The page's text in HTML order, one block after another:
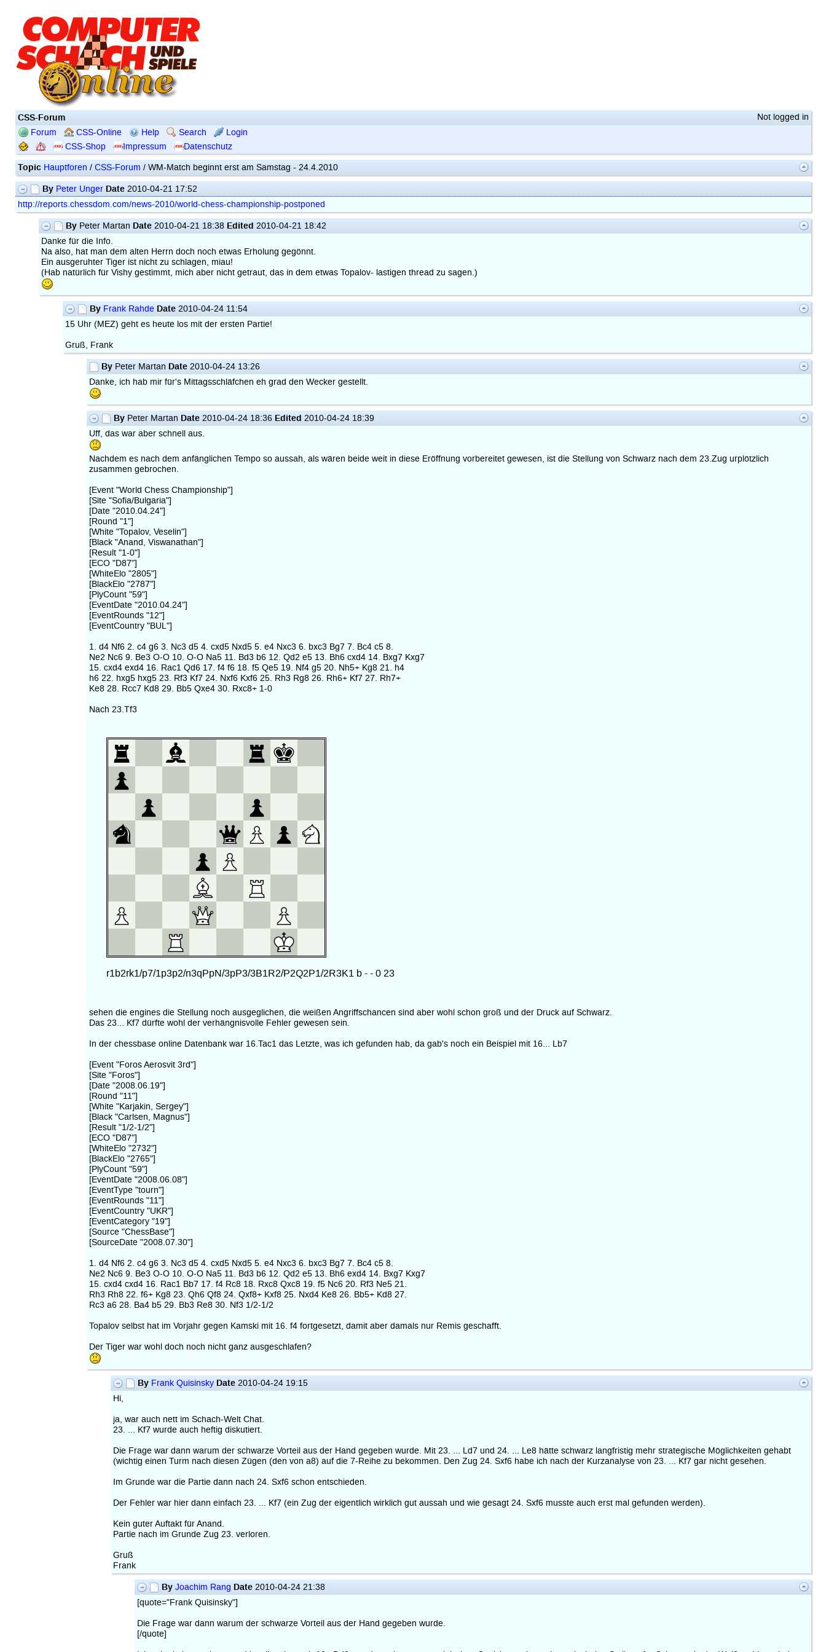
Not logged in
CSS-Forum
Forum CSS-Online Help Search
Login
CSS-Shop
Impressum Datenschutz
Topic Hauptforen / CSS-Forum / WM-Match beginnt erst am Samstag - 24.4.2010
By Peter Unger Date2010-04-21 17:52
http://reports.chessdom.com/news-2010/world-chess-championship-postponed
By Peter Martan Date 2010-04-21 18:38 Edited 2010-04-21 18:42
Danke für die Info.
Na also, hat man dem alten Herrn doch noch etwas Erholung gegönnt.
Ein ausgeruhter Tiger ist nicht zu schlagen, miau!
(Hab natürlich für Vishy gestimmt, mich aber nicht getraut, das in dem etwas Topalov- lastigen thread zu sagen.)
By Frank Rahde Date 2010-04-24 11:54
15 Uhr (MEZ) geht es heute los mit der ersten Partie!
Gruß, Frank
By Peter Martan Date 2010-04-24 13:26
Danke, ich hab mir für's Mittagsschläfchen eh grad den Wecker gestellt.
By Peter Martan Date 2010-04-24 18:36 Edited 2010-04-24 18:39
Uff, das war aber schnell aus.
Nachdem es nach dem anfänglichen Tempo so aussah, als wären beide weit in diese Eröffnung vorbereitet gewesen, ist die Stellung von Schwarz nach dem 23.Zug urplötzlich
zusammen gebrochen.
[Event "World Chess Championship"]
[Site "Sofia/Bulgaria"]
[Date "2010.04.24"]
[Round "1"]
[White "Topalov, Veselin"]
[Black "Anand, Viswanathan"]
[Result "1-0"]
[ECO "D87"]
[WhiteElo "2805"]
[BlackElo "2787"]
[PlyCount "59"]
[EventDate "2010.04.24"]
[EventRounds "12"]
[EventCountry "BUL"]
1. d4 Nf6 2. c4 g6 3. Nc3 d5 4. cxd5 Nxd5 5. e4 Nxc3 6. bxc3 Bg7 7. Bc4 c5 8.
Ne2 Nc6 9. Be3 O-O 10. O-O Na5 11. Bd3 b6 12. Qd2 e5 13. Bh6 cxd4 14. Bxg7 Kxg7
15. cxd4 exd4 16. Rac1 Qd6 17. f4 f6 18. f5 Qe5 19. Nf4 g5 20. Nh5+ Kg8 21. h4
h6 22. hxg5 hxg5 23. Rf3 Kf7 24. Nxf6 Kxf6 25. Rh3 Rg8 26. Rh6+ Kf7 27. Rh7+
Ke8 28. Rcc7 Kd8 29. Bb5 Qxe4 30. Rxc8+ 1-0
Nach 23.Tf3
sehen die engines die Stellung noch ausgeglichen, die weißen Angriffschancen sind aber wohl schon groß und der Druck auf Schwarz.
Das 23... Kf7 dürfte wohl der verhängnisvolle Fehler gewesen sein.
In der chessbase online Datenbank war 16.Tac1 das Letzte, was ich gefunden hab, da gab's noch ein Beispiel mit 16... Lb7
[Event "Foros Aerosvit 3rd"]
[Site "Foros"]
[Date "2008.06.19"]
[Round "11"]
[White "Karjakin, Sergey"]
[Black "Carlsen, Magnus"]
[Result "1/2-1/2"]
[ECO "D87"]
[WhiteElo "2732"]
[BlackElo "2765"]
[PlyCount "59"]
[EventDate "2008.06.08"]
[EventType "tourn"]
[EventRounds "11"]
[EventCountry "UKR"]
[EventCategory "19"]
[Source "ChessBase"]
[SourceDate "2008.07.30"]
1. d4 Nf6 2. c4 g6 3. Nc3 d5 4. cxd5 Nxd5 5. e4 Nxc3 6. bxc3 Bg7 7. Bc4 c5 8.
Ne2 Nc6 9. Be3 O-O 10. O-O Na5 11. Bd3 b6 12. Qd2 e5 13. Bh6 exd4 14. Bxg7 Kxg7
15. cxd4 cxd4 16. Rac1 Bb7 17. f4 Rc8 18. Rxc8 Qxc8 19. f5 Nc6 20. Rf3 Ne5 21.
Rh3 Rh8 22. f6+ Kg8 23. Qh6 Qf8 24. Qxf8+ Kxf8 25. Nxd4 Ke8 26. Bb5+ Kd8 27.
Rc3 a6 28. Ba4 b5 29. Bb3 Re8 30. Nf3 1/2-1/2
Topalov selbst hat im Vorjahr gegen Kamski mit 16. f4 fortgesetzt, damit aber damals nur Remis geschafft.
Der Tiger war wohl doch noch nicht ganz ausgeschlafen?
By Frank Quisinsky Date2010-04-24 19:15
Hi,
ja, war auch nett im Schach-Welt Chat.
23. ... Kf7 wurde auch heftig diskutiert.
Die Frage war dann warum der schwarze Vorteil aus der Hand gegeben wurde. Mit 23. ... Ld7 und 24. ... Le8 hätte schwarz langfristig mehr strategische Möglichkeiten gehabt
(wichtig einen Turm nach diesen Zügen (den von a8) auf die 7-Reihe zu bekommen. Den Zug 24. Sxf6 habe ich nach der Kurzanalyse von 23. ... Kf7 gar nicht gesehen.
Im Grunde war die Partie dann nach 24. Sxf6 schon entschieden.
Der Fehler war hier dann einfach 23. ... Kf7 (ein Zug der eigentlich wirklich gut aussah und wie gesagt 24. Sxf6 musste auch erst mal gefunden werden).
Kein guter Auftakt für Anand.
Partie nach im Grunde Zug 23. verloren.
Gruß
Frank
By Joachim Rang Date2010-04-24 21:38
[quote="Frank Quisinsky"]
Die Frage war dann warum der schwarze Vorteil aus der Hand gegeben wurde.
[/quote]